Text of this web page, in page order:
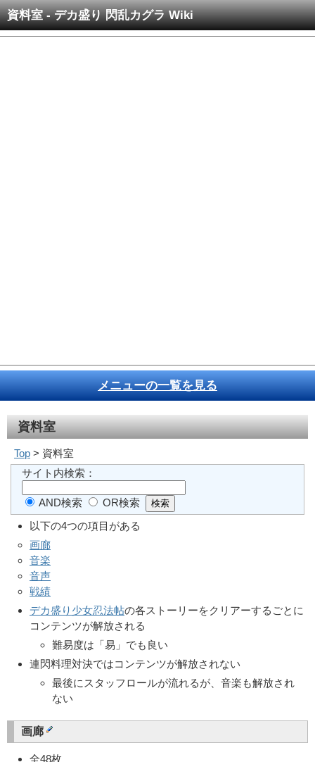
資料室 - デカ盛り 閃乱カグラ Wiki
メニューの一覧を見る
資料室
Top > 資料室
サイト内検索：
AND検索
OR検索
以下の4つの項目がある
画廊
音楽
音声
戦績
デカ盛り少女忍法帖の各ストーリーをクリアーするごとに
コンテンツが解放される
難易度は「易」でも良い
連閃料理対決ではコンテンツが解放されない
最後にスタッフロールが流れるが、音楽も解放され
ない
画廊
全48枚